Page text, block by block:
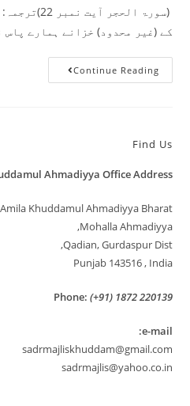
(سورۃ
کے (غیر محدود) خزانے ہمارے پاس
Continue Reading
Find Us
Ahmadiyya Office Address
Khuddamul Ahmadiyya Bharat,
Mohalla Ahmadiyya,
Qadian, Gurdaspur Dist,
Punjab 143516 , India
Phone: (+91) 1872 220139
e-mail:
sadrmajliskhuddam@gmail.com
sadrmajlis@yahoo.co.in